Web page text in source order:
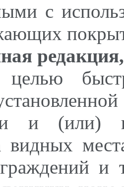
с
и (или)
видных
и